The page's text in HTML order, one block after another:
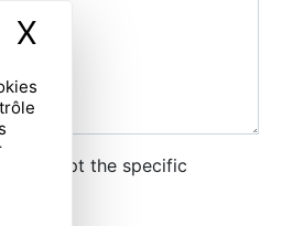
X
I accept the specific